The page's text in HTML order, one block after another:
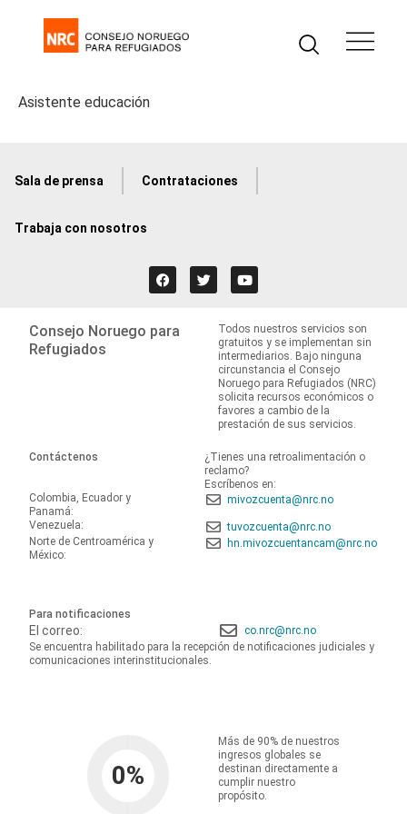
Asistente educación
Sala de prensa Contrataciones
Trabaja con nosotros
Consejo Noruego para
Refugiados
Todos nuestros servicios son
gratuitos y se implementan sin
intermediarios. Bajo ninguna
circunstancia el Consejo
Noruego para Refugiados (NRC)
solicita recursos económicos o
favores a cambio de la
prestación de sus servicios.
Contáctenos
¿Tienes una retroalimentación o
reclamo?
Escríbenos en:
Colombia, Ecuador y
Panamá:
mivozcuenta@nrc.no
Venezuela:
tuvozcuenta@nrc.no
Norte de Centroamérica y
México:
hn.mivozcuentancam@nrc.no
Para notificaciones
El correo:
co.nrc@nrc.no
Se encuentra habilitado para la recepción de notificaciones judiciales y
comunicaciones interinstitucionales.
0%
Más de 90% de nuestros
ingresos globales se
destinan directamente a
cumplir nuestro
propósito.